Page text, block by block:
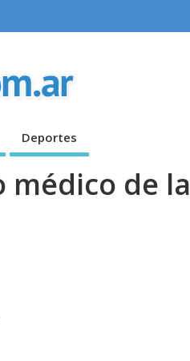
Deportes
de la